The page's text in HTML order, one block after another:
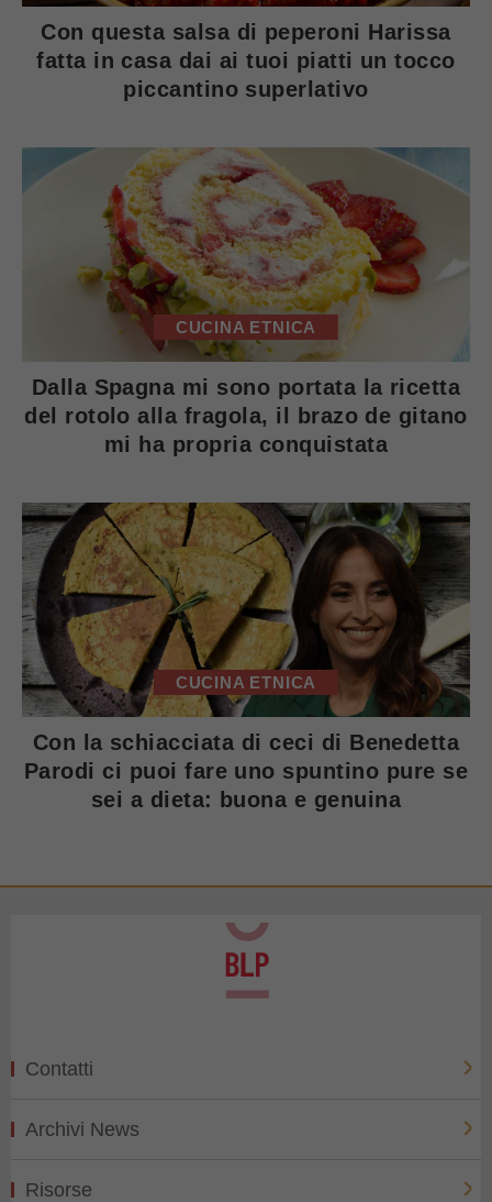
Con questa salsa di peperoni Harissa
fatta in casa dai ai tuoi piatti un tocco
piccantino superlativo
CUCINA ETNICA
Dalla Spagna mi sono portata la ricetta
del rotolo alla fragola, il brazo de gitano
mi ha propria conquistata
CUCINA ETNICA
Con la schiacciata di ceci di Benedetta
Parodi ci puoi fare uno spuntino pure se
sei a dieta: buona e genuina
Contatti
Archivi News
Risorse